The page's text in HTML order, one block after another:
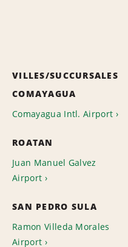
VILLES/SUCCURSALES
COMAYAGUA
Comayagua Intl. Airport
ROATAN
Juan Manuel Galvez
Airport
SAN PEDRO SULA
Ramon Villeda Morales
Airport